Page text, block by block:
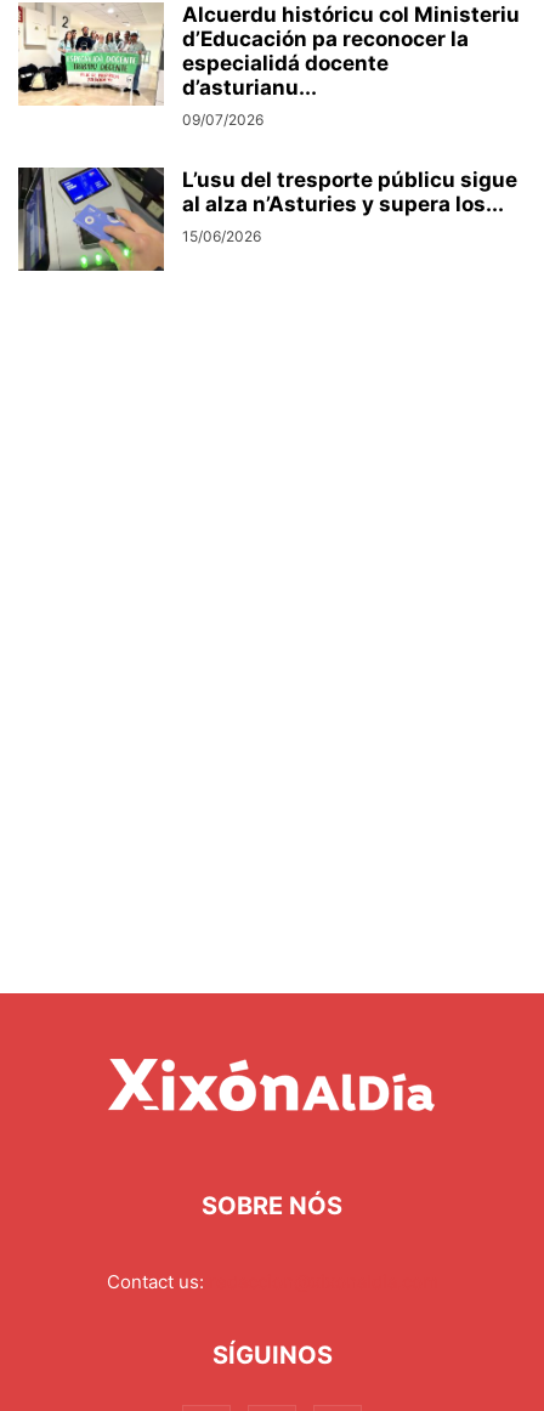
Alcuerdu históricu col Ministeriu
d’Educación pa reconocer la
especialidá docente
d’asturianu...
09/07/2026
L’usu del tresporte públicu sigue
al alza n’Asturies y supera los...
15/06/2026
SOBRE NÓS
Contact us:
SÍGUINOS